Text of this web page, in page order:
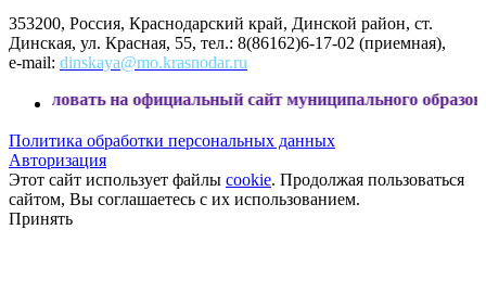
353200, Россия, Краснодарский край, Динской район, ст.
Динская, ул. Красная, 55, тел.: 8(86162)6-17-02 (приемная),
e-mail: dinskaya@mo.krasnodar.ru
на официальный сайт муниципального образования
Политика обработки персональных данных
Авторизация
Этот сайт использует файлы cookie. Продолжая пользоваться
сайтом, Вы соглашаетесь с их использованием.
Принять